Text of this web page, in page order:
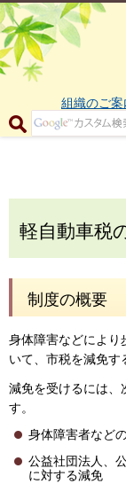
組織のご案
軽自動車税
制度の概要
身体障害などにより
いて、市税を減免す
減免を受けるには、
す。
身体障害者など
公益社団法人、
に対する減免